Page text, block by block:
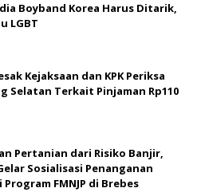
Boyband Korea Harus Ditarik,
LGBT
Kejaksaan dan KPK Periksa
Selatan Terkait Pinjaman Rp110
Pertanian dari Risiko Banjir,
Sosialisasi Penanganan
FMNJP di Brebes